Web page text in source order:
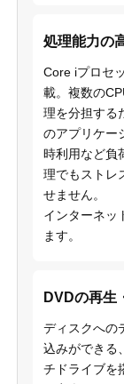
処理能力の
Core iプロセ
載。複数の
理を分担する
のアプリケー
時利用など負
理でもストレ
せません。
インターネッ
ます。
DVDの再生
ディスクへの
込みができる
チドライブを